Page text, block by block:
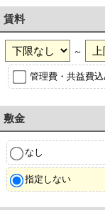
賃料
～
管理費・共益費
敷金
なし
指定しない